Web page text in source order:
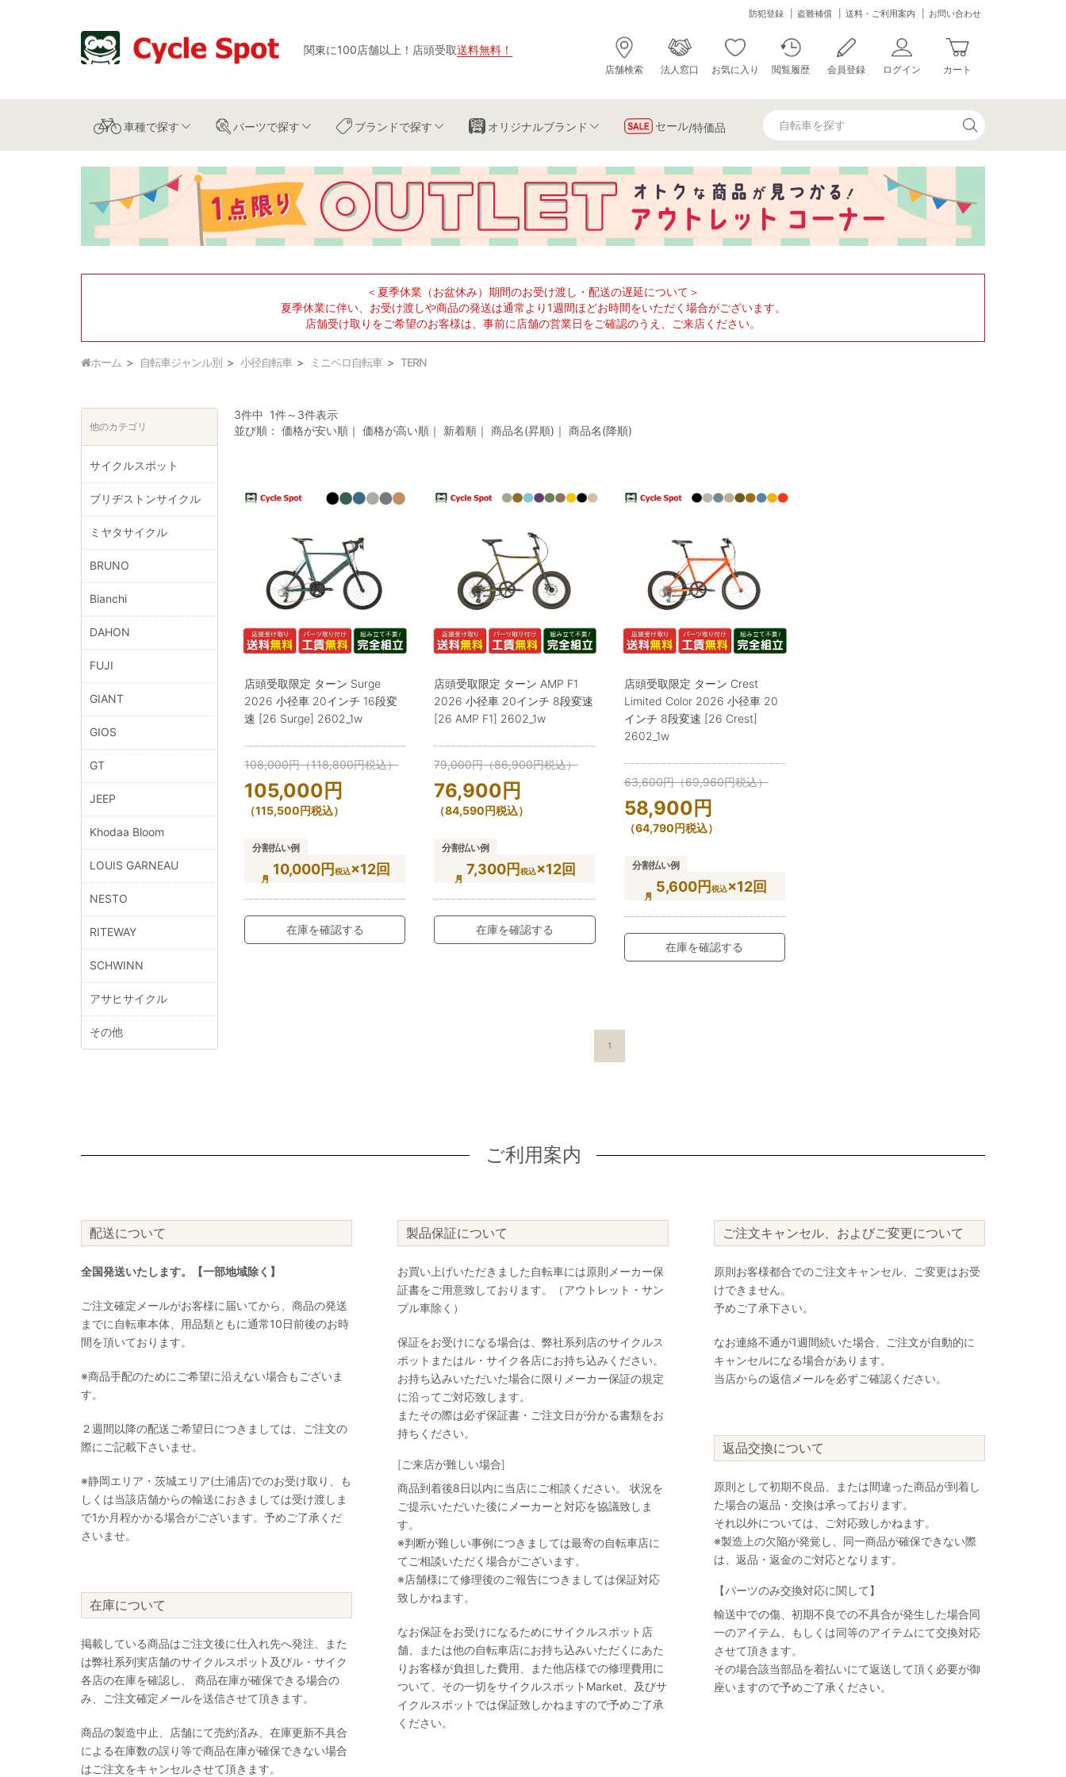
関東に100店舗以上 ！ 店頭受取送料無料 ！
防犯登録 盗難補償 送料・ご利用案内 お問い合わせ
店舗検索 法人窓口 お気に入り 閲覧履歴 会員登録 ログイン カート
車種で探す パーツで探す ブランドで探す オリジナルブランド セール/特価品
＜夏季休業（お盆休み）期間のお受け渡し・配送の遅延について＞
夏季休業に伴い、お受け渡しや商品の発送は通常より1週間ほどお時間をいただく場合がございます。
店舗受け取りをご希望のお客様は、事前に店舗の営業日をご確認のうえ、ご来店ください。
ホーム 自転車ジャンル別 小径自転車 ミニベロ自転車 TERN
3件中 1件～3件表示
並び順：価格が安い順 ｜価格が高い順 ｜ 新着順 ｜商品名(昇順) ｜商品名(降順)
店頭受取限定 ターン Surge
2026 小径車 20インチ 16段変
速 [26 Surge] 2602_1w
108,000円（118,800円税込）
105,000 円
（115,500円税込）
分割払い例
10,000円税込×12回
在庫を確認する
店頭受取限定 ターン AMP F1
2026 小径車 20インチ 8段変速
[26 AMP F1] 2602_1w
79,000円（86,900円税込）
76,900 円
（84,590円税込）
分割払い例
7,300円税込×12回
在庫を確認する
店頭受取限定 ターン Crest
Limited Color 2026 小径車 20
インチ 8段変速 [26 Crest]
2602_1w
63,600円（69,960円税込）
58,900 円
（64,790円税込）
分割払い例
5,600円税込×12回
在庫を確認する
1
他のカテゴリ
サイクルスポット
ブリヂストンサイクル
ミヤタサイクル
BRUNO
Bianchi
DAHON
FUJI
GIANT
GIOS
GT
JEEP
Khodaa Bloom
LOUIS GARNEAU
NESTO
RITEWAY
SCHWINN
アサヒサイクル
その他
ご利用案内
配送について
全国発送いたします。【一部地域除く】
ご注文確定メールがお客様に届いてから、商品の発送
までに自転車本体、用品類ともに通常10日前後のお時
間を頂いております。
※商品手配のためにご希望に沿えない場合もございま
す。
２週間以降の配送ご希望日につきましては、ご注文の
際にご記載下さいませ。
※静岡エリア・茨城エリア(土浦店)でのお受け取り、も
しくは当該店舗からの輸送におきましては受け渡しま
で1か月程かかる場合がございます。予めご了承くだ
さいませ。
在庫について
掲載している商品はご注文後に仕入れ先へ発注、また
は弊社系列実店舗のサイクルスポット及びル・サイク
各店の在庫を確認し、 商品在庫が確保できる場合の
み、ご注文確定メールを送信させて頂きます。
商品の製造中止、店舗にて売約済み、在庫更新不具合
による在庫数の誤り等で商品在庫が確保できない場合
はご注文をキャンセルさせて頂きます。
製品保証について
お買い上げいただきました自転車には原則メーカー保
証書をご用意致しております。（アウトレット・サン
プル車除く）
保証をお受けになる場合は、弊社系列店のサイクルス
ポットまたはル・サイク各店にお持ち込みください。
お持ち込みいただいた場合に限りメーカー保証の規定
に沿ってご対応致します。
またその際は必ず保証書・ご注文日が分かる書類をお
持ちください。
[ご来店が難しい場合]
商品到着後8日以内に当店にご相談ください。 状況を
ご提示いただいた後にメーカーと対応を協議致しま
す。
※判断が難しい事例につきましては最寄の自転車店に
てご相談いただく場合がございます。
※店舗様にて修理後のご報告につきましては保証対応
致しかねます。
なお保証をお受けになるためにサイクルスポット店
舗、または他の自転車店にお持ち込みいただくにあた
りお客様が負担した費用、また他店様での修理費用に
ついて、その一切をサイクルスポットMarket、及びサ
イクルスポットでは保証致しかねますので予めご了承
ください。
ご注文キャンセル、およびご変更について
原則お客様都合でのご注文キャンセル、ご変更はお受
けできません。
予めご了承下さい。
なお連絡不通が1週間続いた場合、ご注文が自動的に
キャンセルになる場合があります。
当店からの返信メールを必ずご確認ください。
返品交換について
原則として初期不良品、または間違った商品が到着し
た場合の返品・交換は承っております。
それ以外については、ご対応致しかねます。
※製造上の欠陥が発覚し、同一商品が確保できない際
は、返品・返金のご対応となります。
【パーツのみ交換対応に関して】
輸送中での傷、初期不良での不具合が発生した場合同
一のアイテム、もしくは同等のアイテムにて交換対応
させて頂きます。
その場合該当部品を着払いにて返送して頂く必要が御
座いますので予めご了承ください。